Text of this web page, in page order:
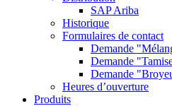
SAP Ariba
Historique
Formulaires de contact
Demande
Demande
Demande
Heures d’ouverture
Produits